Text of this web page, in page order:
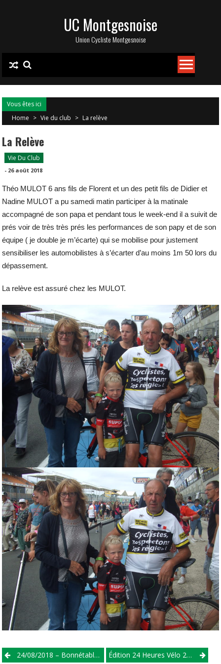
UC Montgesnoise
Union Cycliste Montgesnoise
Vous êtes ici
Home > Vie du club > La relève
La Relève
Vie Du Club
- 26 août 2018
Théo MULOT 6 ans fils de Florent et un des petit fils de Didier et
Nadine MULOT a pu samedi matin participer à la matinale
accompagné de son papa et pendant tous le week-end il a suivit de
prés voir de très très prés les performances de son papy et de son
équipe ( je double je m’écarte) qui se mobilise pour justement
sensibiliser les automobilistes à s’écarter d’au moins 1m 50 lors du
dépassement.
La relève est assuré chez les MULOT.
Post24/08/2018 – Bonnétable – 1/2/3/j Édition 24 Heures Vélo 2018